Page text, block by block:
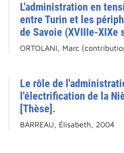
L'administration en
entre Turin et les
de Savoie (XVIIIe-XIXe
ORTOLANI, Marc
Le rôle de
l'électrification de la
[Thèse].
BARREAU, Élisabeth, 2004